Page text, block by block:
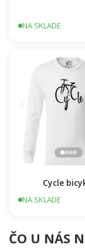
NA SKLADE